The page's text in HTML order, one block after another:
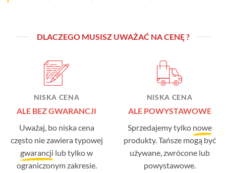
DLACZEGO MUSISZ UWAŻAĆ NA CENĘ ?
NISKA CENA
ALE BEZ GWARANCJI
Uważaj, bo niska cena
często nie zawiera typowej
gwarancji lub tylko w
ograniczonym zakresie.
NISKA CENA
ALE POWYSTAWOWE
Sprzedajemy tylko nowe
produkty. Tańsze mogą być
używane, zwrócone lub
powystawowe.